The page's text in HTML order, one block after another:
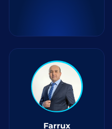
Farrux